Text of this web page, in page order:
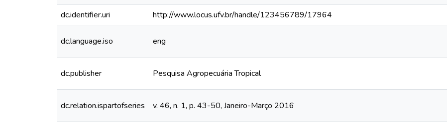
dc.identifier.uri
http://www.locus.ufv.br/handle/123456789/17964
dc.language.iso eng
dc.publisher Pesquisa Agropecuária Tropical
dc.relation.ispartofseries v. 46, n. 1, p. 43-50, Janeiro-Março 2016